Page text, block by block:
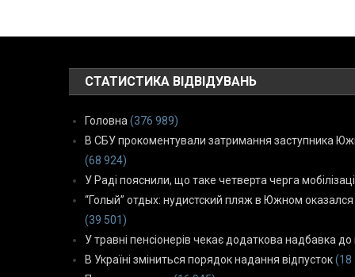
СТАТИСТИКА ВІДВІДУВАНЬ
Головна (376 989)
В СБУ прокоментували затримання заступника
(68 924)
У Раді пояснили, що таке четверта черга
“Голый” отдых: нудистский пляж в Южном
(39 501)
У травні пенсіонерів чекає додаткова надбавка до
В Україні зміниться порядок надання відпусток (18